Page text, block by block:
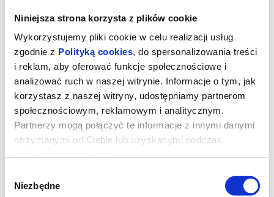
Niniejsza strona korzysta z plików cookie
Wykorzystujemy pliki cookie w celu realizacji usług
zgodnie z Polityką cookies, do spersonalizowania treści
i reklam, aby oferować funkcje społecznościowe i
analizować ruch w naszej witrynie. Informacje o tym, jak
korzystasz z naszej witryny, udostępniamy partnerom
społecznościowym, reklamowym i analitycznym.
Partnerzy mogą połączyć te informacje z innymi danymi
otrzymanymi od Ciebie lub uzyskanymi podczas
zgody
Niezbędne
Sprzedaż biletów na niniejsze
wydarzenie została zakończona. Zapytaj
w Kasie instytucji o dostępność biletów
na wydarzenie.